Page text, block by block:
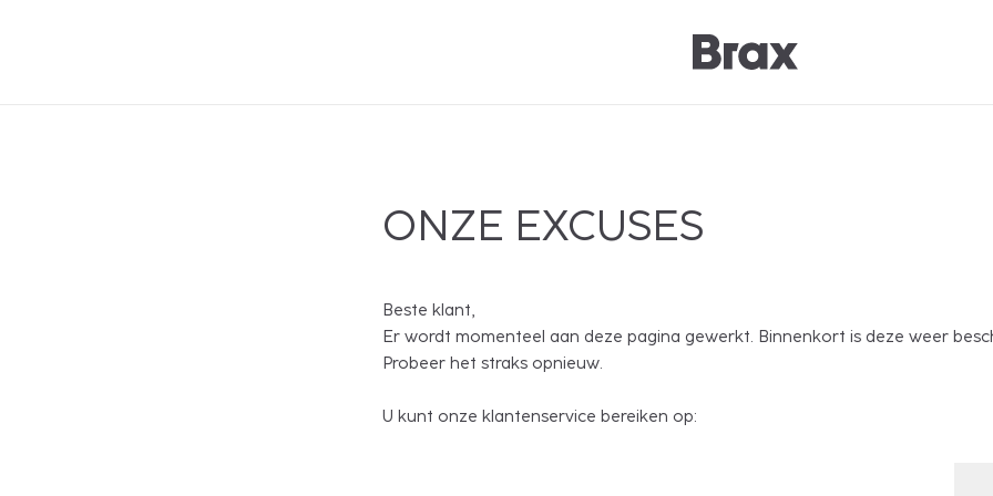
ONZE EXCUSES
Beste klant,
Er wordt momenteel aan deze pagina gewerkt. Binnenkort is deze weer
Probeer het straks opnieuw.
U kunt onze klantenservice bereiken op: